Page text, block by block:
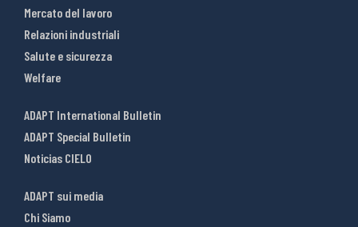
Mercato del lavoro
Relazioni industriali
Salute e sicurezza
Welfare
ADAPT International Bulletin
ADAPT Special Bulletin
Noticias CIELO
ADAPT sui media
Chi Siamo